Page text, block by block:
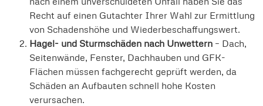
Recht auf einen Gutachter Ihrer Wahl zur Ermittlung
von Schadenshöhe und Wiederbeschaffungswert.
Hagel- und Sturmschäden nach Unwettern – Dach,
Seitenwände, Fenster, Dachhauben und GFK-
Flächen müssen fachgerecht geprüft werden, da
Schäden an Aufbauten schnell hohe Kosten
verursachen.